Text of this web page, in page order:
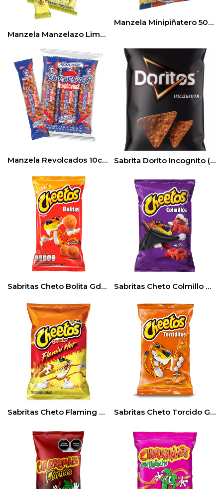
Manzela Manzelazo Limon
Manzela Minipiñatero 50ct/20gr
Manzela Revolcados 10ct (148Gr) (1bag) Sabrita Dorito Incognito (223gr) 3pack
Sabritas Cheto Bolita Gde 110gr (3pack) Sabritas Cheto Colmillo grande (100gr) 3pack
Sabritas Cheto Flaming Gde (145gr) 3pack Sabritas Cheto Torcido Grande (145gr) 3pack